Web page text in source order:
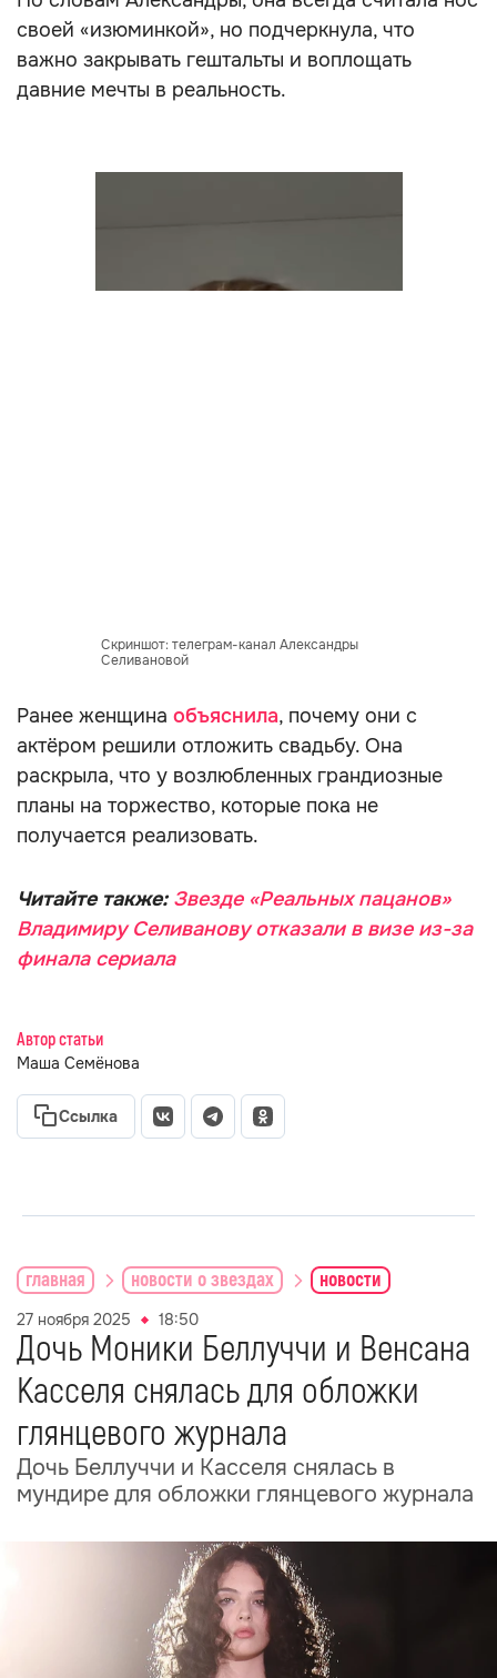
своей «изюминкой», но подчеркнула, что
важно закрывать гештальты и воплощать
давние мечты в реальность.
Скриншот: телеграм-канал Александры
Селивановой
Ранее женщина объяснила, почему они с
актёром решили отложить свадьбу. Она
раскрыла, что у возлюбленных грандиозные
планы на торжество, которые пока не
получается реализовать.
Читайте также: Звезде «Реальных пацанов»
Владимиру Селиванову отказали в визе из-за
финала сериала
Автор статьи
Маша Семёнова
Ссылка
главная новости о звездах новости
27 ноября 2025 18:50
Дочь Моники Беллуччи и Венсана
Касселя снялась для обложки
глянцевого журнала
Дочь Беллуччи и Касселя снялась в
мундире для обложки глянцевого журнала